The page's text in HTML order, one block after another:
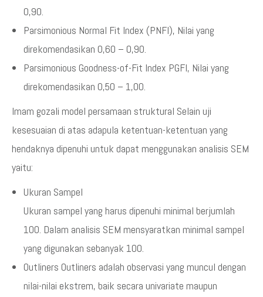
0,90.
Parsimonious Normal Fit Index (PNFI), Nilai yang
direkomendasikan 0,60 – 0,90.
Parsimonious Goodness-of-Fit Index PGFI, Nilai yang
direkomendasikan 0,50 – 1,00.
Imam gozali model persamaan struktural Selain uji
kesesuaian di atas adapula ketentuan-ketentuan yang
hendaknya dipenuhi untuk dapat menggunakan analisis SEM
yaitu:
Ukuran Sampel
Ukuran sampel yang harus dipenuhi minimal berjumlah
100. Dalam analisis SEM mensyaratkan minimal sampel
yang digunakan sebanyak 100.
Outliners Outliners adalah observasi yang muncul dengan
nilai-nilai ekstrem, baik secara univariate maupun